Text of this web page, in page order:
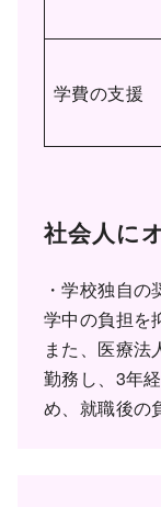
学費の支援
社会人に
・学校独自
学中の負担を
また、医療法
勤務し、3年
め、就職後の